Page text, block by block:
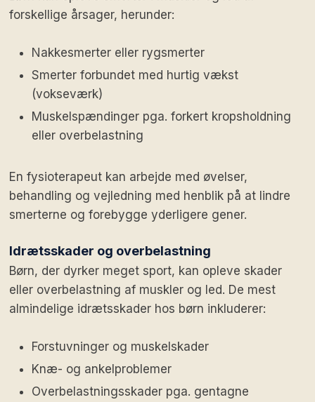
forskellige årsager, herunder:
Nakkesmerter eller rygsmerter
Smerter forbundet med hurtig vækst
(vokseværk)
Muskelspændinger pga. forkert kropsholdning
eller overbelastning
En fysioterapeut kan arbejde med øvelser,
behandling og vejledning med henblik på at lindre
smerterne og forebygge yderligere gener.
Idrætsskader og overbelastning
Børn, der dyrker meget sport, kan opleve skader
eller overbelastning af muskler og led. De mest
almindelige idrætsskader hos børn inkluderer:
Forstuvninger og muskelskader
Knæ- og ankelproblemer
Overbelastningsskader pga. gentagne